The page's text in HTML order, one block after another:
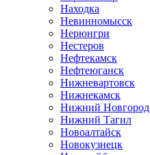
Находка
Невинномысск
Нерюнгри
Нестеров
Нефтекамск
Нефтеюганск
Нижневартовск
Нижнекамск
Нижний Новгород
Нижний Тагил
Новоалтайск
Новокузнецк